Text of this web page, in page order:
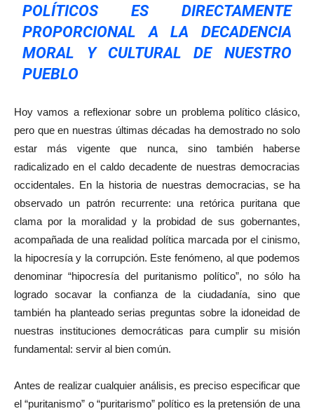
POLÍTICOS ES DIRECTAMENTE
PROPORCIONAL A LA DECADENCIA
MORAL Y CULTURAL DE NUESTRO
PUEBLO
Hoy vamos a reflexionar sobre un problema político clásico,
pero que en nuestras últimas décadas ha demostrado no solo
estar más vigente que nunca, sino también haberse
radicalizado en el caldo decadente de nuestras democracias
occidentales. En la historia de nuestras democracias, se ha
observado un patrón recurrente: una retórica puritana que
clama por la moralidad y la probidad de sus gobernantes,
acompañada de una realidad política marcada por el cinismo,
la hipocresía y la corrupción. Este fenómeno, al que podemos
denominar “hipocresía del puritanismo político”, no sólo ha
logrado socavar la confianza de la ciudadanía, sino que
también ha planteado serias preguntas sobre la idoneidad de
nuestras instituciones democráticas para cumplir su misión
fundamental: servir al bien común.
Antes de realizar cualquier análisis, es preciso especificar que
el “puritanismo” o “puritarismo” político es la pretensión de una